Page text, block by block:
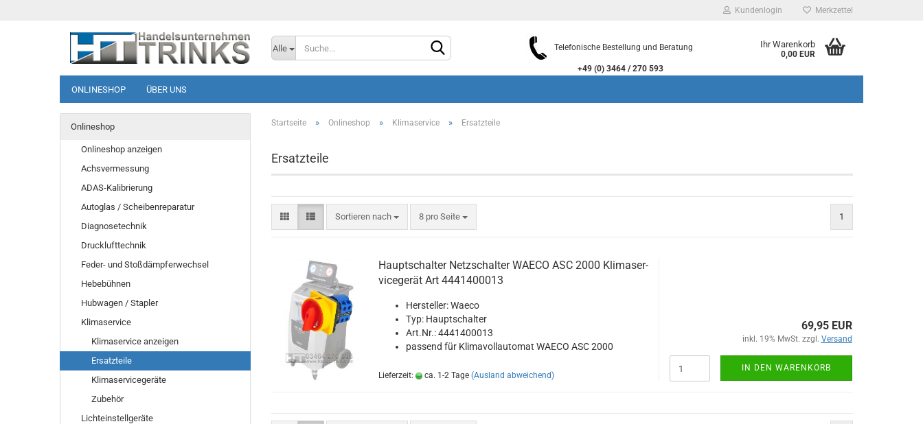
Kundenlogin
Konto erstellen
Merkzettel
Alle Telefonische Bestellung und Beratung
+49 (0) 3464 / 270 593
Ihr Warenkorb
0,00 EUR
ONLINESHOP ÜBER UNS
Startseite » Onlineshop » Klimaservice » Ersatzteile
Ersatzteile
Sortieren nach 8 pro Seite 1
Haupt­schal­ter Netz­schal­ter WAECO ASC 2000 Kli­ma­ser­
vice­ge­rät Art 4441400013
Her­stel­ler: Waeco
Typ: Haupt­schal­ter
Art.Nr.: 4441400013
pas­send für Kli­ma­voll­au­to­mat WAECO ASC 2000
Lieferzeit: ca. 1-2 Tage (Ausland abweichend)
69,95 EUR
inkl. 19% MwSt. zzgl. Versand
IN DEN WARENKORB
Onlineshop
Onlineshop anzeigen
Achsvermessung
ADAS-Kalibrierung
Autoglas / Scheibenreparatur
Diagnosetechnik
Drucklufttechnik
Feder- und Stoßdämpferwechsel
Hebebühnen
Hubwagen / Stapler
Klimaservice
Klimaservice anzeigen
Ersatzteile
Klimaservicegeräte
Zubehör
Lichteinstellgeräte